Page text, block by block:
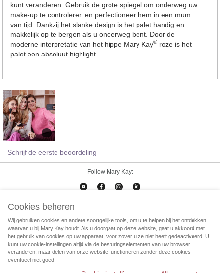
kunt veranderen. Gebruik de grote spiegel om onderweg uw
make-up te controleren en perfectioneer hem in een mum
van tijd. Dankzij het slanke design is het palet handig en
makkelijk op te bergen als u onderweg bent. Door de
moderne interpretatie van het hippe Mary Kay® roze is het
palet een absoluut highlight.
Schrijf de eerste beoordeling
Follow Mary Kay:
Cookies beheren Impressum
Gebruikersvorwaarden Privacy Policy
Direktverkoop etische codec
Weggooien
InTouch Consultant Locator
Cookies beheren
Wij gebruiken cookies en andere soortgelijke tools, om u te helpen bij het ontdekken
waarvan u bij Mary Kay houdt. Als u doorgaat op deze website, gaat u akkoord met
het gebruik van cookies op uw apparaat, voor zover u ze niet heeft gedeactiveerd. U
kunt uw cookie-instellingen altijd via de besturingselementen van uw browser
veranderen, maar delen van onze website functioneren zonder deze cookies
eventueel niet goed.